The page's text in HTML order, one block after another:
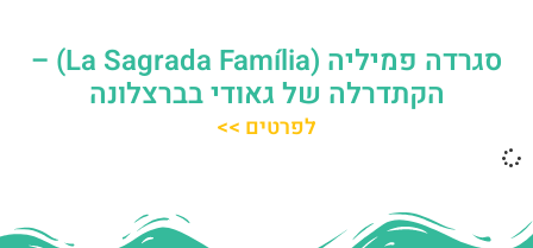
סגרדה פמיליה (La Sagrada Família) –
הקתדרלה של גאודי בברצלונה
לפרטים >>